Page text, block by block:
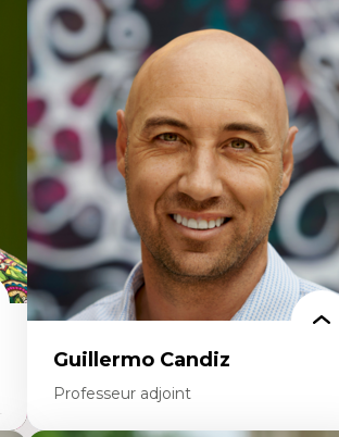
Expertises
Discours sur la ville et représentations
Mosquées, formes et usages au Canada
Reconnaissance et représentations des
communautés immigrantes dans l'espace
urbain
Design architectural et urbain
Patrimoine et patrimonialisation
Études postcoloniales et décolonisation des
savoirs
Guillermo Candiz
Professeur adjoint